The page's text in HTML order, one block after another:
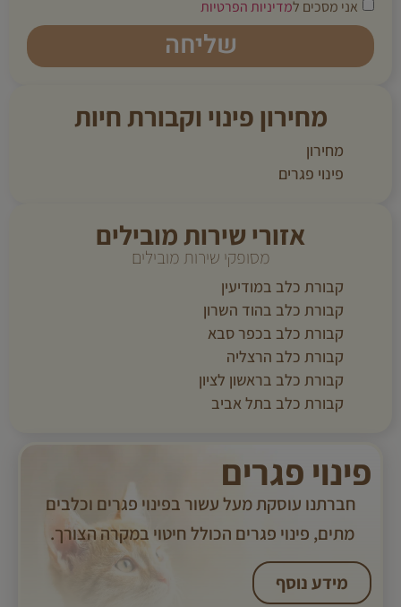
אני מסכים למדיניות הפרטיות
שליחה
מחירון פינוי וקבורת חיות
מחירון
פינוי פגרים
אזורי שירות מובילים
מסופקי שירות מובילים
קבורת כלב במודיעין
קבורת כלב בהוד השרון
קבורת כלב בכפר סבא
קבורת כלב הרצליה
קבורת כלב בראשון לציון
קבורת כלב בתל אביב
פינוי פגרים
חברתנו עוסקת מעל עשור בפינוי פגרים וכלבים
מתים, פינוי פגרים הכולל חיטוי במקרה הצורך. ​
מידע נוסף